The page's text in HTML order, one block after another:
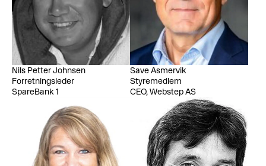
Nils Petter Johnsen
Forretningsleder
SpareBank 1
Save Asmervik
Styremedlem
CEO, Webstep AS